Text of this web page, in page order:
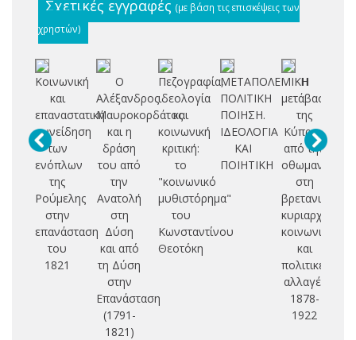
Σχετικές εγγραφές (με βάση τις επισκέψεις των
χρηστών)
Κοινωνική
και
επαναστατική
συνείδηση
των
ενόπλων
της
Ρούμελης
στην
επανάσταση
του
1821
Ο
Αλέξανδρος
Μαυροκορδάτος
και η
δράση
του από
την
Ανατολή
στη
Δύση
και από
τη Δύση
στην
Επανάσταση
(1791-
1821)
Πεζογραφία,
ιδεολογία
και
κοινωνική
κριτική:
το
"κοινωνικό
μυθιστόρημα"
του
Κωνσταντίνου
Θεοτόκη
ΜΕΤΑΠΟΛΕΜΙΚΗ
ΠΟΛΙΤΙΚΗ
ΠΟΙΗΣΗ.
ΙΔΕΟΛΟΓΙΑ
ΚΑΙ
ΠΟΙΗΤΙΚΗ
Η
μετάβαση
της
Κύπρου
από την
οθωμανική
στη
βρετανική
κυριαρχία:
κοινωνικές
και
πολιτικές
αλλαγές
1878-
1922